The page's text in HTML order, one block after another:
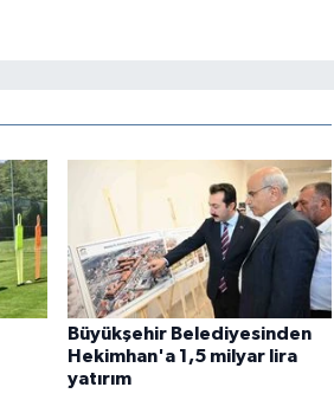
Büyükşehir Belediyesinden
Hekimhan'a 1,5 milyar lira
yatırım